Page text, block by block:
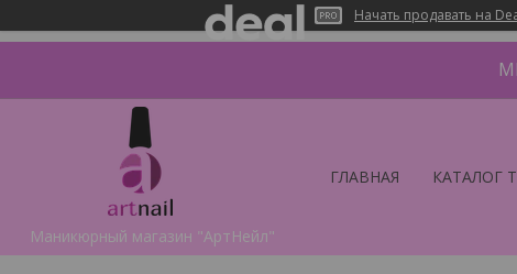
Начать продавать на
Маникюрный магазин "АртНейл"
ГЛАВНАЯ КАТАЛОГ